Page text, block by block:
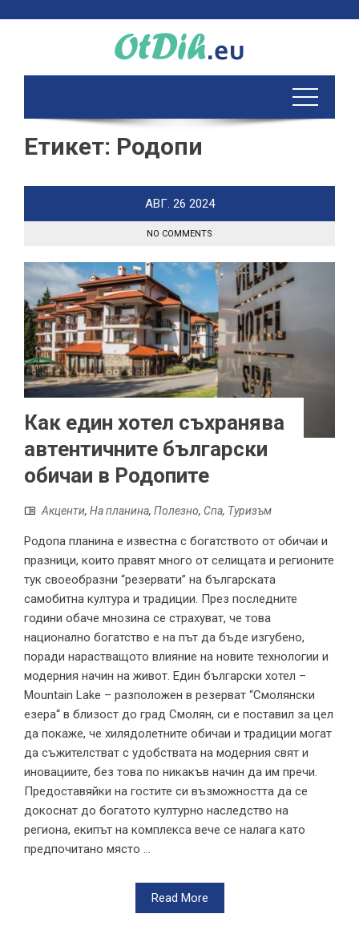
Етикет: Родопи
АВГ. 26 2024
NO COMMENTS
Как един хотел съхранява
автентичните български
обичаи в Родопите
Акценти, На планина, Полезно, Спа, Туризъм
Родопа планина е известна с богатството от обичаи и
празници, които правят много от селищата и регионите
тук своеобразни “резервати” на българската
самобитна култура и традиции. През последните
години обаче мнозина се страхуват, че това
национално богатство е на път да бъде изгубено,
поради нарастващото влияние на новите технологии и
модерния начин на живот. Един български хотел –
Mountain Lake – разположен в резерват “Смолянски
езера“ в близост до град Смолян, си е поставил за цел
да покаже, че хилядолетните обичаи и традиции могат
да съжителстват с удобствата на модерния свят и
иновациите, без това по никакъв начин да им пречи.
Предоставяйки на гостите си възможността да се
докоснат до богатото културно наследство на
региона, екипът на комплекса вече се налага като
предпочитано място ...
Read More